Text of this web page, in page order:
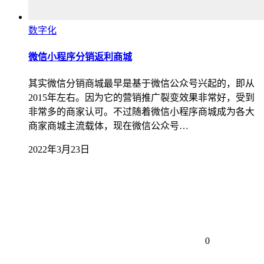
数字化
微信小程序分销返利商城
其实微信分销商城最早是基于微信公众号兴起的，即从
2015年左右。因为它的营销推广裂变效果非常好，受到
非常多的商家认可。不过随着微信小程序商城成为各大
商家商城主流载体，现在微信公众号…
2022年3月23日
0